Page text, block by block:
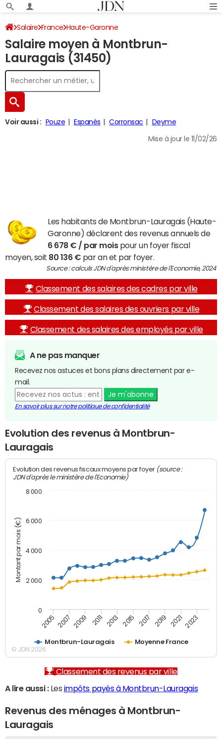
Salaire France Haute-Garonne
Salaire moyen à Montbrun-
Lauragais (31450)
Voir aussi : Pouze Espanès Corronsac Deyme
Mise à jour le 11/02/26
Les habitants de Montbrun-Lauragais (Haute-
Garonne) déclarent des revenus annuels de
6 678 € / par moispour un foyer fiscal
moyen, soit 80 136 € par an et par foyer.
Source : calculs JDN d'après ministère de l'Economie, 2024
Classement des salaires des cadres par ville
Classement des salaires des ouvriers par ville
Classement des salaires des employés par ville
A ne pas manquer
Recevez nos astuces et bons plans directement par e-
mail.
Je m'abonne
En savoir plus sur notre politique de confidentialité
Evolution des revenus à Montbrun-
Lauragais
Montant par mois (€)
Evolution des revenus fiscaux moyens par foyer (source :
JDN d'après le ministère de l'Economie)
Montbrun-Lauragais Moyenne France
2005 2007 2009 2011 2013 2015 2017 2019 2021 2023
0
2 000
4 000
6 000
8 000
© JDN 2026
Classement des revenus par ville
A lire aussi :Les impôts payés à Montbrun-Lauragais
Revenus des ménages à Montbrun-
Lauragais